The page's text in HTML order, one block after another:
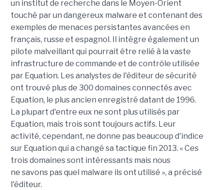
un institut de recherche dans le Moyen-Orient
touché par un dangereux malware et contenant des
exemples de menaces persistantes avancées en
français, russe et espagnol. Il intègre également un
pilote malveillant qui pourrait être relié à la vaste
infrastructure de commande et de contrôle utilisée
par Equation. Les analystes de l'éditeur de sécurité
ont trouvé plus de 300 domaines connectés avec
Equation, le plus ancien enregistré datant de 1996.
La plupart d'entre eux ne sont plus utilisés par
Equation, mais trois sont toujours actifs. Leur
activité, cependant, ne donne pas beaucoup d'indice
sur Equation qui a changé sa tactique fin 2013. « Ces
trois domaines sont intéressants mais nous
ne savons pas quel malware ils ont utilisé », a précisé
l'éditeur.